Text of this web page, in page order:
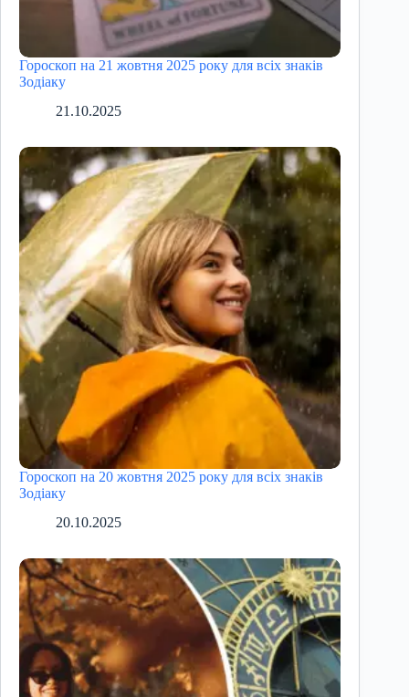
Гороскоп на 21 жовтня 2025 року для всіх знаків
Зодіаку
21.10.2025
Гороскоп на 20 жовтня 2025 року для всіх знаків
Зодіаку
20.10.2025